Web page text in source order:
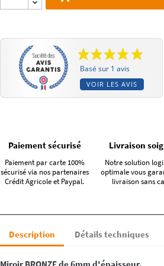
Basé sur 1 avis
VOIR LES AVIS
Paiement sécurisé
Paiement par carte 100%
sécurisé via nos partenaires
Crédit Agricole et Paypal.
Livraison
Notre solution
optimale vous
livraison sans
Description Détails techniques